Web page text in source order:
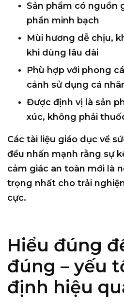
Sản phẩm có nguồn
phần minh bạch
Mùi hương dễ chịu,
khi dùng lâu dài
Phù hợp với phong
cảnh sử dụng cá
Được định vị là sản
xúc, không phải
Các tài liệu giáo dục về
đều nhấn mạnh rằng sự
cảm giác an toàn mới là
trọng nhất cho trải
cực.
Hiểu đúng
đúng – yếu
định hiệu